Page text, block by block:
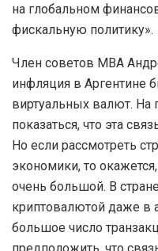
на глобальном
фискальную политику».
Член советов МВА
инфляция в Аргентине
виртуальных валют.
показаться, что эта
Но если рассмотреть
экономики, то
очень большой. В
криптовалютой даже в
большое число